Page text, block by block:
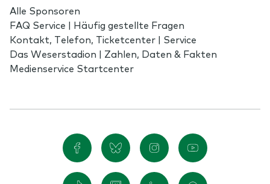
Alle Sponsoren
FAQ Service | Häufig gestellte Fragen
Kontakt, Telefon, Ticketcenter | Service
Das Weserstadion | Zahlen, Daten & Fakten
Medienservice Startcenter